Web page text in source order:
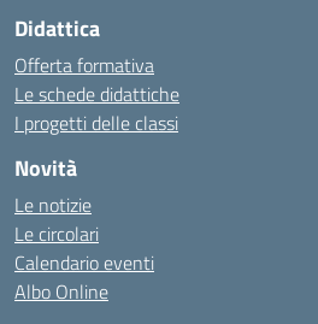
Didattica
Offerta formativa
Le schede didattiche
I progetti delle classi
Novità
Le notizie
Le circolari
Calendario eventi
Albo Online